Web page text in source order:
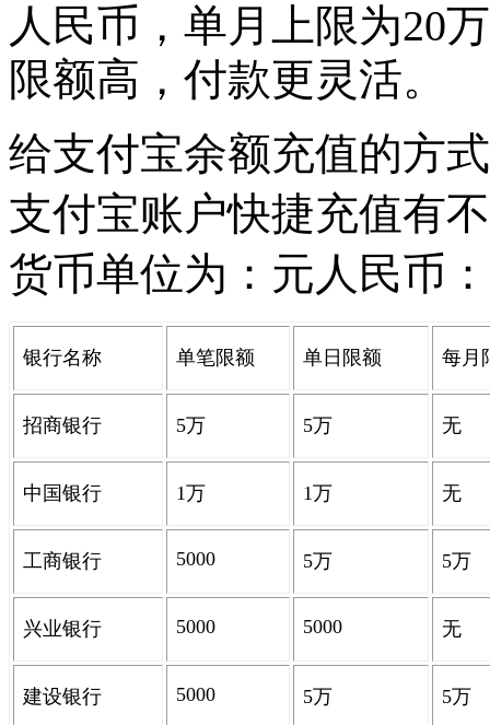
人民币 ，单月上限为20万
限额高，付款更灵活。
给支付宝余额充值的方
支付宝账户快捷充值有
货币单位为：元人民币：
银行名称 单笔限额 单日限额 每月
招商银行 5万 5万 无
中国银行 1万 1万 无
工商银行 5000 5万 5万
兴业银行 5000 5000 无
建设银行 5000 5万 5万